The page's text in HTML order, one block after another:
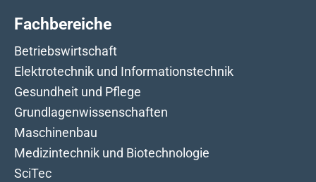
Fachbereiche
Betriebswirtschaft
Elektrotechnik und Informationstechnik
Gesundheit und Pflege
Grundlagenwissenschaften
Maschinenbau
Medizintechnik und Biotechnologie
SciTec